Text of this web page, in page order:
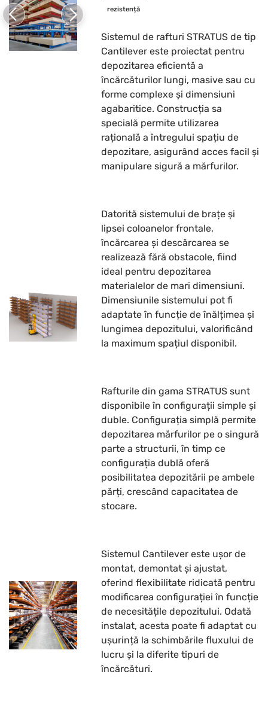
rezistență
Sistemul de rafturi STRATUS de tip
Cantilever este proiectat pentru
depozitarea eficientă a
încărcăturilor lungi, masive sau cu
forme complexe și dimensiuni
agabaritice. Construcția sa
specială permite utilizarea
rațională a întregului spațiu de
depozitare, asigurând acces facil și
manipulare sigură a mărfurilor.
Datorită sistemului de brațe și
lipsei coloanelor frontale,
încărcarea și descărcarea se
realizează fără obstacole, fiind
ideal pentru depozitarea
materialelor de mari dimensiuni.
Dimensiunile sistemului pot fi
adaptate în funcție de înălțimea și
lungimea depozitului, valorificând
la maximum spațiul disponibil.
Rafturile din gama STRATUS sunt
disponibile în configurații simple și
duble. Configurația simplă permite
depozitarea mărfurilor pe o singură
parte a structurii, în timp ce
configurația dublă oferă
posibilitatea depozitării pe ambele
părți, crescând capacitatea de
stocare.
Sistemul Cantilever este ușor de
montat, demontat și ajustat,
oferind flexibilitate ridicată pentru
modificarea configurației în funcție
de necesitățile depozitului. Odată
instalat, acesta poate fi adaptat cu
ușurință la schimbările fluxului de
lucru și la diferite tipuri de
încărcături.